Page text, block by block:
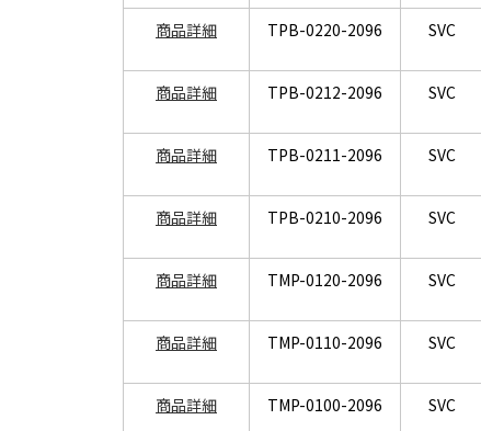
商品詳細 TPB-0220-2096 SVC
商品詳細 TPB-0212-2096 SVC
商品詳細 TPB-0211-2096 SVC
商品詳細 TPB-0210-2096 SVC
商品詳細 TMP-0120-2096 SVC
商品詳細 TMP-0110-2096 SVC
商品詳細 TMP-0100-2096 SVC